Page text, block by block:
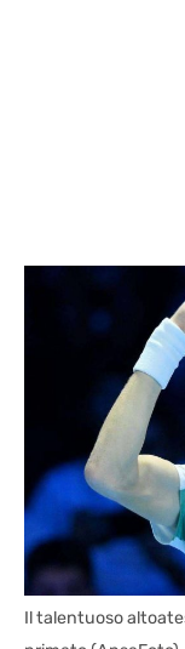
Il talentuoso